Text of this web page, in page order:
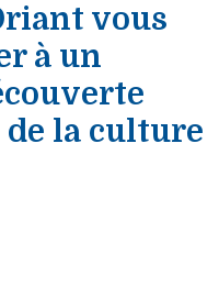
vous
à un
la culture